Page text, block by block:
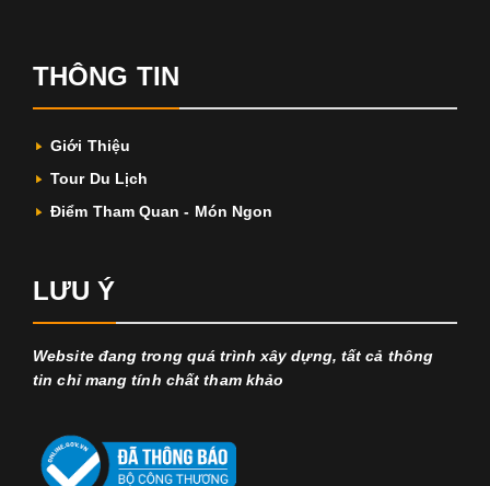
THÔNG TIN
Giới Thiệu
Tour Du Lịch
Điểm Tham Quan - Món Ngon
LƯU Ý
Website đang trong quá trình xây dựng, tất cả thông
tin chỉ mang tính chất tham khảo